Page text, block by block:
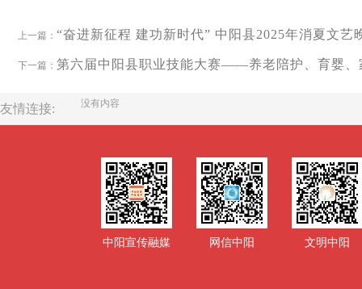
上一篇： “奋进新征程 建功新时代” 中阳县2025年消夏文艺
下一篇： 第六届中阳县职业技能大赛——养老陪护、育婴、
友情连接: 没有内容
中阳宣传融媒 网信中阳 文明中阳